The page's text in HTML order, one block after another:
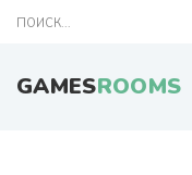
GAMESROOMS